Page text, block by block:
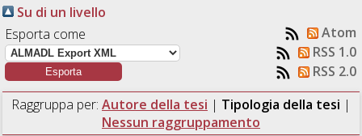
Su di un livello
Esporta come
Atom
RSS 1.0
RSS 2.0
Raggruppa per: Autore della tesi | Tipologia della tesi |
Nessun raggruppamento